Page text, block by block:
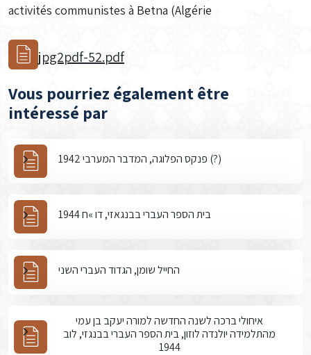
activités communistes à Betna (Algérie
jpg2pdf-52.pdf
Vous pourriez également être
intéressé par
פנקס הפלוגה, המדבר המערבי 1942 (?)
בית הספר העברי בבנגאזי, דו »ח 1944
החייל שומן, הגדוד העברי השני
איחולי ברכה לשנה החדשה למורה יעקב בן עמי
מהתלמידה יולנדה לוזון, בית הספר העברי בבנגזי, לוב
1944